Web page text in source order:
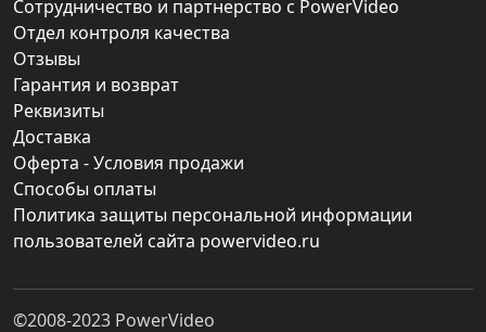
Сотрудничество и партнерство с PowerVideo
Отдел контроля качества
Отзывы
Гарантия и возврат
Реквизиты
Доставка
Оферта - Условия продажи
Способы оплаты
Политика защиты персональной информации
пользователей сайта powervideo.ru
©2008-2023 PowerVideo